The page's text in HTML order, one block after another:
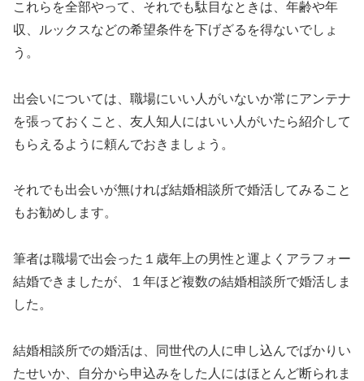
これらを全部やって、それでも駄目なときは、年齢や年
収、ルックスなどの希望条件を下げざるを得ないでしょ
う。
出会いについては、職場にいい人がいないか常にアンテナ
を張っておくこと、友人知人にはいい人がいたら紹介して
もらえるように頼んでおきましょう。
それでも出会いが無ければ結婚相談所で婚活してみること
もお勧めします。
筆者は職場で出会った１歳年上の男性と運よくアラフォー
結婚できましたが、１年ほど複数の結婚相談所で婚活しま
した。
結婚相談所での婚活は、同世代の人に申し込んでばかりい
たせいか、自分から申込みをした人にはほとんど断られま